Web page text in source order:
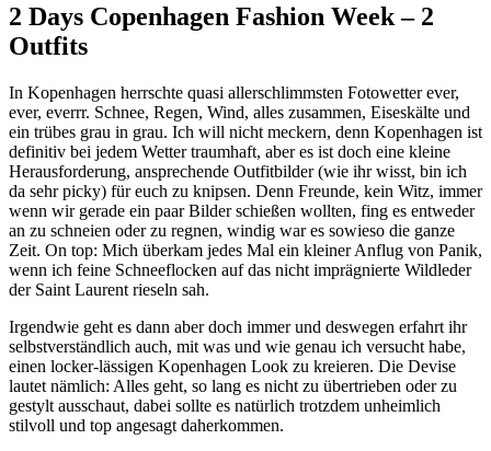
2 Days Copenhagen Fashion Week – 2
Outfits
In Kopenhagen herrschte quasi allerschlimmsten Fotowetter ever,
ever, everrr. Schnee, Regen, Wind, alles zusammen, Eiseskälte und
ein trübes grau in grau. Ich will nicht meckern, denn Kopenhagen ist
definitiv bei jedem Wetter traumhaft, aber es ist doch eine kleine
Herausforderung, ansprechende Outfitbilder (wie ihr wisst, bin ich
da sehr picky) für euch zu knipsen. Denn Freunde, kein Witz, immer
wenn wir gerade ein paar Bilder schießen wollten, fing es entweder
an zu schneien oder zu regnen, windig war es sowieso die ganze
Zeit. On top: Mich überkam jedes Mal ein kleiner Anflug von Panik,
wenn ich feine Schneeflocken auf das nicht imprägnierte Wildleder
der Saint Laurent rieseln sah.
Irgendwie geht es dann aber doch immer und deswegen erfahrt ihr
selbstverständlich auch, mit was und wie genau ich versucht habe,
einen locker-lässigen Kopenhagen Look zu kreieren. Die Devise
lautet nämlich: Alles geht, so lang es nicht zu übertrieben oder zu
gestylt ausschaut, dabei sollte es natürlich trotzdem unheimlich
stilvoll und top angesagt daherkommen.